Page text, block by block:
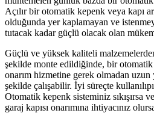
Açılır bir otomatik kepenk veya kapı
olduğunda yer kaplamayan ve
tutacak kadar güçlü olacak olan
Güçlü ve yüksek kaliteli
şekilde monte edildiğinde, bir
onarım hizmetine gerek olmadan
şekilde çalışabilir. İyi süreçte
Otomatik kepenk sisteminiz sıkışırsa
garaj kapısı onarımına ihtiyacınız